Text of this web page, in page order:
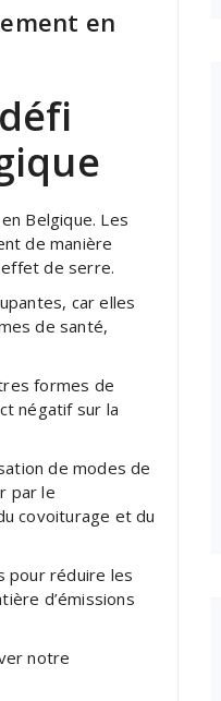
en
Belgique. Les
de manière
effet de serre.
car elles
de santé,
formes de
négatif sur la
de modes de
par le
covoiturage et du
pour réduire les
d’émissions
notre